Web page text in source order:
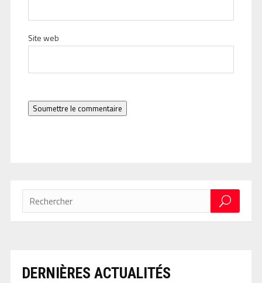
Site web
Soumettre le commentaire
DERNIÈRES ACTUALITÉS